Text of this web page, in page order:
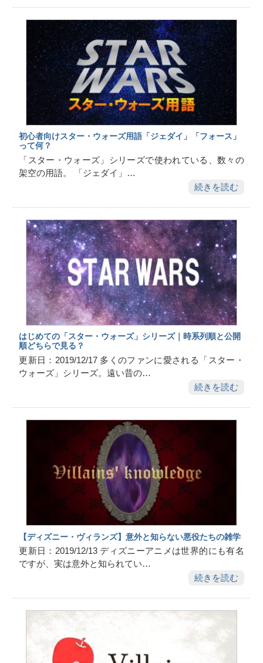
初心者向けスター・ウォーズ用語「ジェダイ」「フォース」
って何？
「スター・ウォーズ」シリーズで使われている、数々の
架空の用語。 「ジェダイ」…
続きを読む
はじめての「スター・ウォーズ」シリーズ｜時系列順と公開
順どちらで見る？
更新日：2019/12/17 多くのファンに愛される「スター・
ウォーズ」シリーズ。遠い昔の…
続きを読む
【ディズニー・ヴィランズ】意外と知らない悪役たちの雑学
更新日：2019/12/13 ディズニーアニメは世界的にも有名
ですが、実は意外と知られてい…
続きを読む